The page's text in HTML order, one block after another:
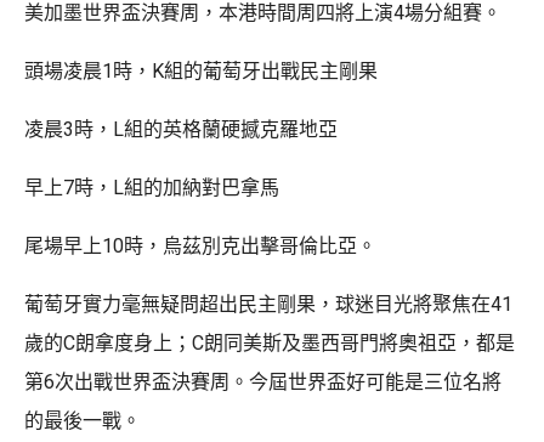
美加墨世界盃決賽周，本港時間周四將上演4場分組賽。
頭場凌晨1時，K組的葡萄牙出戰民主剛果
凌晨3時，L組的英格蘭硬撼克羅地亞
早上7時，L組的加納對巴拿馬
尾場早上10時，烏茲別克出擊哥倫比亞。
葡萄牙實力毫無疑問超出民主剛果，球迷目光將聚焦在41
歲的C朗拿度身上；C朗同美斯及墨西哥門將奧祖亞，都是
第6次出戰世界盃決賽周。今屆世界盃好可能是三位名將
的最後一戰。